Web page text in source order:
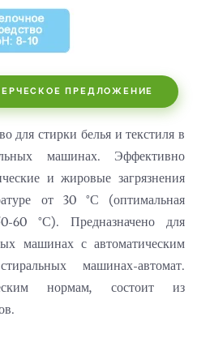
ПРЕДЛОЖЕНИЕ
для стирки белья и текстиля в
машинах. Эффективно
и жировые загрязнения
от 30 °С (оптимальная
60 °С). Предназначено для
машинах с автоматическим
машинах-автомат.
нормам, состоит из